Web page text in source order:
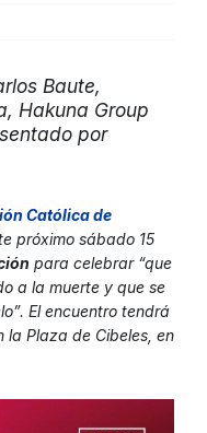
Baute,
Hakuna Group
por
Católica de
próximo sábado 15
para celebrar “que
a la muerte y que se
El encuentro tendrá
la Plaza de Cibeles, en